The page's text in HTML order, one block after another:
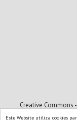
Este Website utiliza cookies
Creative
Internacional